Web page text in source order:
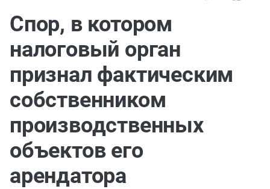
Спор, в котором
налоговый орган
признал фактическим
собственником
производственных
объектов его
арендатора